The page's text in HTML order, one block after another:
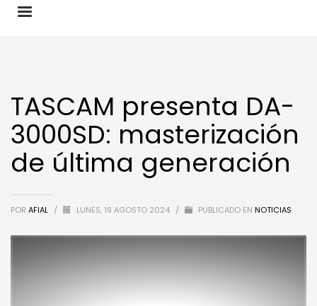
TASCAM presenta DA-
3000SD: masterización
de última generación
POR AFIAL / LUNES, 19 AGOSTO 2024 / PUBLICADO EN NOTICIAS